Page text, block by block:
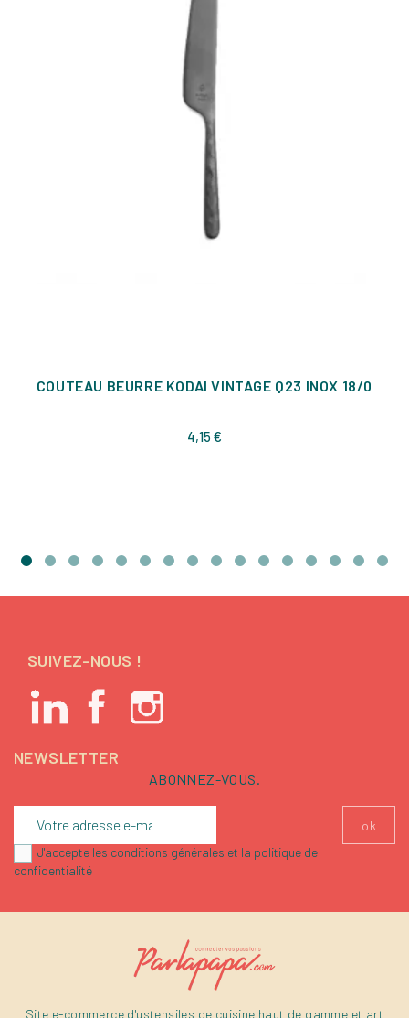
COUTEAU BEURRE KODAI VINTAGE Q23 INOX 18/0
4,15 €Prix
SUIVEZ-NOUS !
NEWSLETTER
ABONNEZ-VOUS.
J'accepte les conditions générales et la politique de
confidentialité
Site e-commerce d'ustensiles de cuisine haut de gamme et art